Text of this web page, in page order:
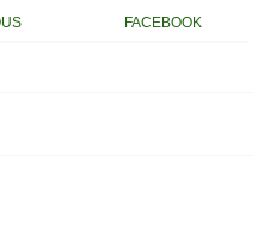
FACEBOOK